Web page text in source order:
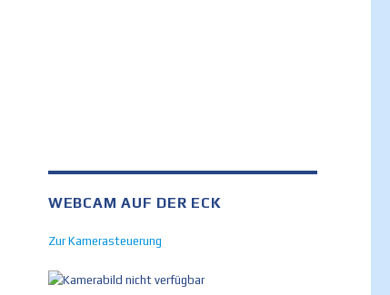
WEBCAM AUF DER ECK
Zur Kamerasteuerung